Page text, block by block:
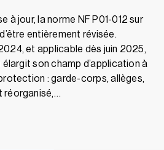
à jour, la norme NF P01-012 sur
entièrement révisée.
et applicable dès juin 2025,
son champ d’application à
: garde-corps, allèges,
réorganisé,…